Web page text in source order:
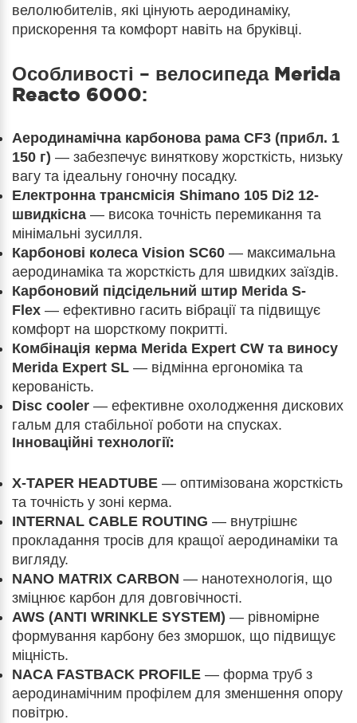
велолюбителів, які цінують аеродинаміку,
прискорення та комфорт навіть на бруківці.
Особливості – велосипеда Merida
Reacto 6000:
Аеродинамічна карбонова рама CF3 (прибл. 1
150 г) — забезпечує виняткову жорсткість, низьку
вагу та ідеальну гоночну посадку.
Електронна трансмісія Shimano 105 Di2 12-
швидкісна — висока точність перемикання та
мінімальні зусилля.
Карбонові колеса Vision SC60 — максимальна
аеродинаміка та жорсткість для швидких заїздів.
Карбоновий підсідельний штир Merida S-
Flex — ефективно гасить вібрації та підвищує
комфорт на шорсткому покритті.
Комбінація керма Merida Expert CW та виносу
Merida Expert SL — відмінна ергономіка та
керованість.
Disc cooler — ефективне охолодження дискових
гальм для стабільної роботи на спусках.
Інноваційні технології:
X-TAPER HEADTUBE — оптимізована жорсткість
та точність у зоні керма.
INTERNAL CABLE ROUTING — внутрішнє
прокладання тросів для кращої аеродинаміки та
вигляду.
NANO MATRIX CARBON — нанотехнологія, що
зміцнює карбон для довговічності.
AWS (ANTI WRINKLE SYSTEM) — рівномірне
формування карбону без зморшок, що підвищує
міцність.
NACA FASTBACK PROFILE — форма труб з
аеродинамічним профілем для зменшення опору
повітрю.